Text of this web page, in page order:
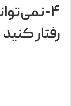
۴-
رفتار کنید